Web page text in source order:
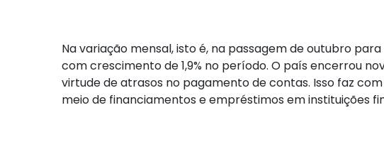
Na variação mensal, isto é, na passagem de outubro
com crescimento de 1,9% no período. O país encerrou
virtude de atrasos no pagamento de contas. Isso faz
meio de financiamentos e empréstimos em instituições